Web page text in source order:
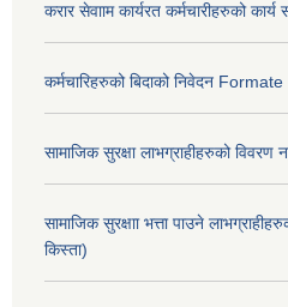
करार सेवााम कार्यरत कर्मचारीहरुको
कर्मचारिहरुको बिदाको निवेदन Formate
सामाजिक सुरक्षा लाभग्राहीहरुको विवरण
सामाजिक सुरक्षाा भत्ता पाउने
किस्ता)